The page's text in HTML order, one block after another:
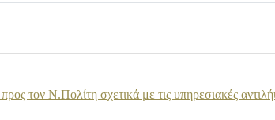
τον Ν.Πολίτη σχετικά με τις υπηρεσιακές